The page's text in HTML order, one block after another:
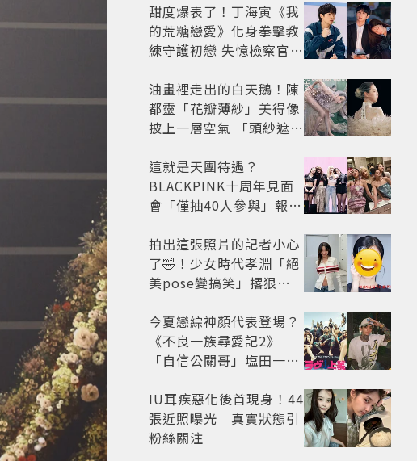
甜度爆表了！丁海寅《我
的荒糖戀愛》化身拳擊教
練守護初戀 失憶檢察官×
劇
油畫裡走出的白天鵝！陳
都靈「花瓣薄紗」美得像
披上一層空氣 「頭紗遮
太仙
這就是天團待遇？
BLACKPINK十周年見面
會「僅抽40人參與」報名
怒了😡
拍出這張照片的記者小心
了🤣！少女時代孝淵「絕
美pose變搞笑」撂狠
今夏戀綜神顏代表登場？
《不良一族尋愛記2》
「自信公關哥」塩田一馬
老闆
IU耳疾惡化後首現身！44
張近照曝光 真實狀態引
粉絲關注